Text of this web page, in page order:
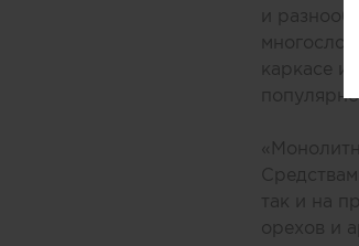
и
каркасе
так и на
орехов и